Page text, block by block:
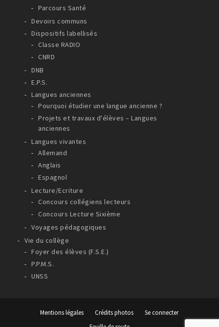
Parcours Santé
Devoirs communs
Dispositifs labellisés
Classe RADIO
CNRD
DNB
E.P.S.
Langues anciennes
Pourquoi étudier une langue ancienne ?
Projets et travaux d'élèves – Langues
anciennes
Langues vivantes
Allemand
Anglais
Espagnol
Lecture/Ecriture
Concours collégiens lecteurs
Concours Lecture Sixième
Voyages pédagogiques
Vie du collège
Foyer des élèves (F.S.E.)
P.P.M.S.
UNSS
Mentions légales Crédits photos
Se connecter